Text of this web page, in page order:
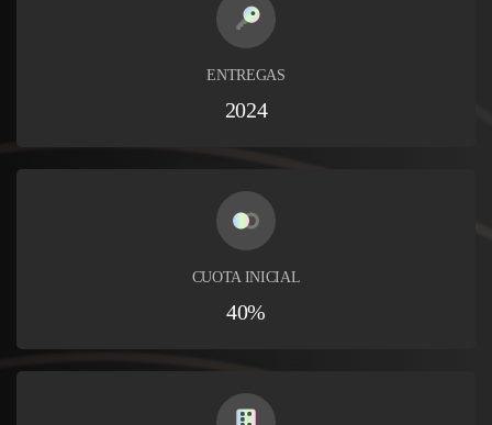
ENTREGAS
2024
CUOTA INICIAL
40%